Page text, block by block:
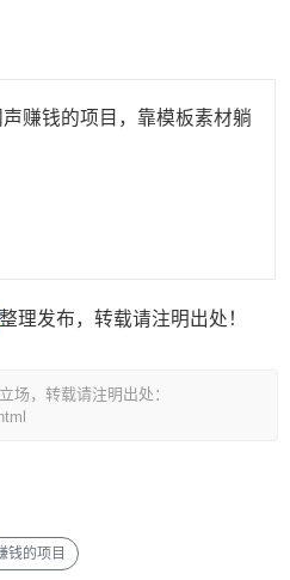
赚钱的项目，靠模板素材躺
整理发布，转载请注明出处！
场，转载请注明出处：
钱的项目